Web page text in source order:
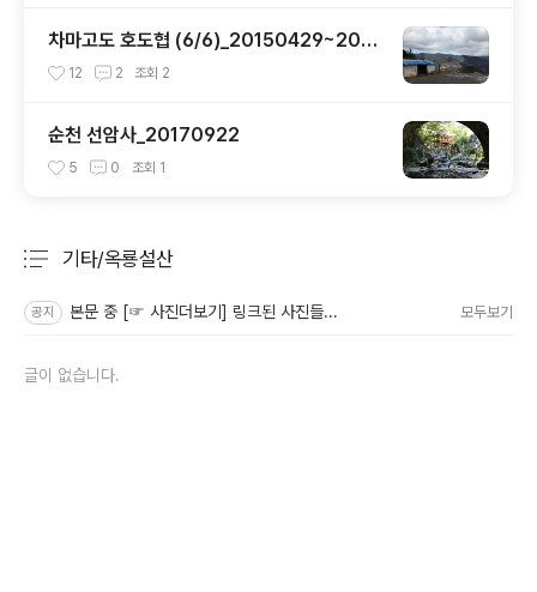
차마고도 호도협 (6/6)_20150429~2015
0430
12 2 조회 2
순천 선암사_20170922
5 0 조회 1
기타/옥룡설산
공지 본문 중 [☞ 사진더보기] 링크된 사진들... 모두보기
글이 없습니다.